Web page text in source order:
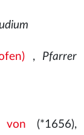
, Pfarrer
von (*1656),